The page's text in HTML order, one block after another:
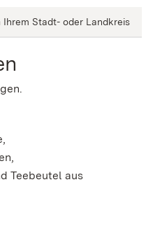
Stadt- oder Landkreis
Teebeutel aus